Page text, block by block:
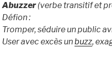
Abuzzer(verbe transitif et
Défion :
Tromper, séduire un public
User avec excès unbuzz,